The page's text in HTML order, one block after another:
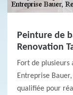
Peinture de
Renovation
Fort de plusieurs
Entreprise
qualifiée pour